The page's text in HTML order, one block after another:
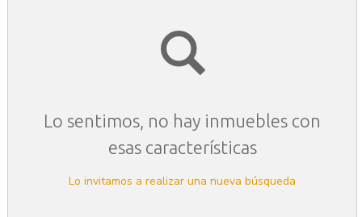
Lo sentimos, no hay inmuebles con
esas características
Lo invitamos a realizar una nueva búsqueda